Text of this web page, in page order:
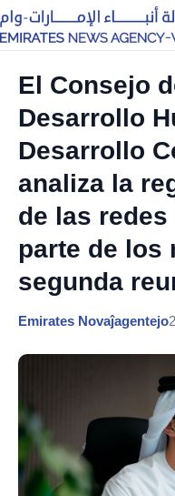
El Consejo
Desarrollo
Desarrollo
analiza la
de las
parte de los
segunda
Emirates Novaĵagentejo